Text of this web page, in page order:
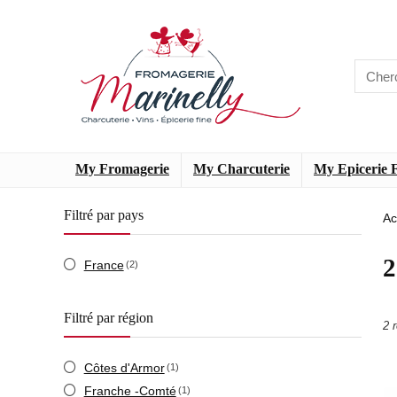
My Fromagerie My Charcuterie My Epicerie
Filtré par pays
France(2)
Filtré par région
Côtes d'Armor(1)
Franche -Comté(1)
2